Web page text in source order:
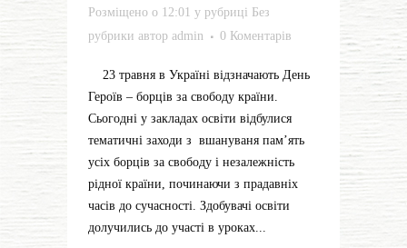
Розміщено о 12:01 у рубриці Без
рубрики автор admin 0 Коментарів
23 травня в Україні відзначають День
Героїв – борців за свободу країни.
Сьогодні у закладах освіти відбулися
тематичні заходи з вшануваня пам’ять
усіх борців за свободу і незалежність
рідної країни, починаючи з прадавніх
часів до сучасності. Здобувачі освіти
долучились до участі в уроках...